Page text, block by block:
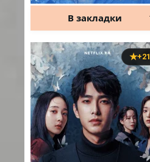
В закладки
+21